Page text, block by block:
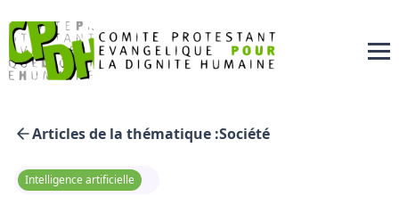
Articles de la thématique :Société
Intelligence artificielle